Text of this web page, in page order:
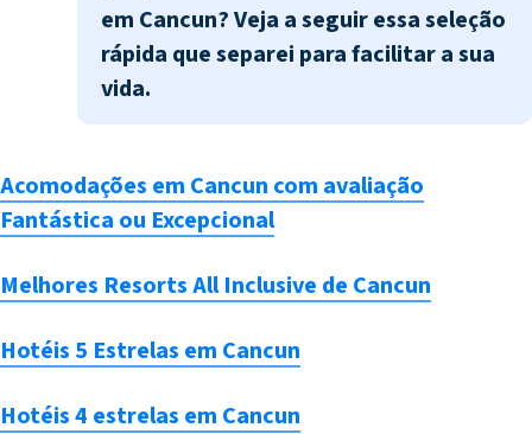
em Cancun? Veja a seguir essa seleção
rápida que separei para facilitar a sua
vida.
Acomodações em Cancun com avaliação
Fantástica ou Excepcional
Melhores Resorts All Inclusive de Cancun
Hotéis 5 Estrelas em Cancun
Hotéis 4 estrelas em Cancun